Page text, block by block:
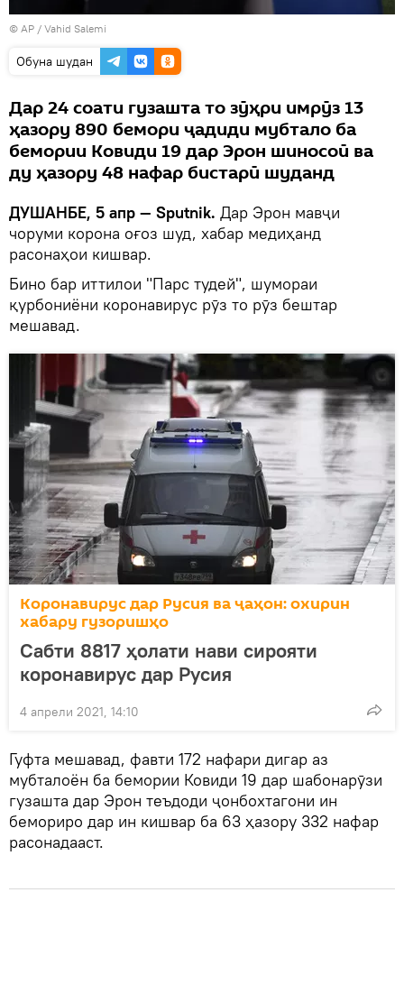
© AP / Vahid Salemi
Обуна шудан
Дар 24 соати гузашта то зӯҳри имрӯз 13
ҳазору 890 бемори ҷадиди мубтало ба
бемории Ковиди 19 дар Эрон шиносоӣ ва
ду ҳазору 48 нафар бистарӣ шуданд
ДУШАНБЕ, 5 апр — Sputnik. Дар Эрон мавҷи
чоруми корона оғоз шуд, хабар медиҳанд
расонаҳои кишвар.
Бино бар иттилои "Парс тудей", шумораи
қурбониёни коронавирус рӯз то рӯз бештар
мешавад.
Коронавирус дар Русия ва ҷаҳон: охирин
хабару гузоришҳо
Сабти 8817 ҳолати нави сирояти
коронавирус дар Русия
4 апрели 2021, 14:10
Гуфта мешавад, фавти 172 нафари дигар аз
мубталоён ба бемории Ковиди 19 дар шабонарӯзи
гузашта дар Эрон теъдоди ҷонбохтагони ин
бемориро дар ин кишвар ба 63 ҳазору 332 нафар
расонадааст.